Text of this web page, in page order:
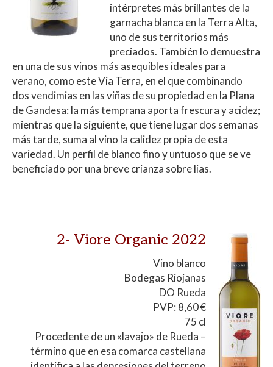
intérpretes más brillantes de la
garnacha blanca en la Terra Alta,
uno de sus territorios más
preciados. También lo demuestra
en una de sus vinos más asequibles ideales para
verano, como este Via Terra, en el que combinando
dos vendimias en las viñas de su propiedad en la Plana
de Gandesa: la más temprana aporta frescura y acidez;
mientras que la siguiente, que tiene lugar dos semanas
más tarde, suma al vino la calidez propia de esta
variedad. Un perfil de blanco fino y untuoso que se ve
beneficiado por una breve crianza sobre lías.
2- Viore Organic 2022
Vino blanco
Bodegas Riojanas
DO Rueda
PVP: 8,60 €
75 cl
Procedente de un «lavajo» de Rueda –
término que en esa comarca castellana